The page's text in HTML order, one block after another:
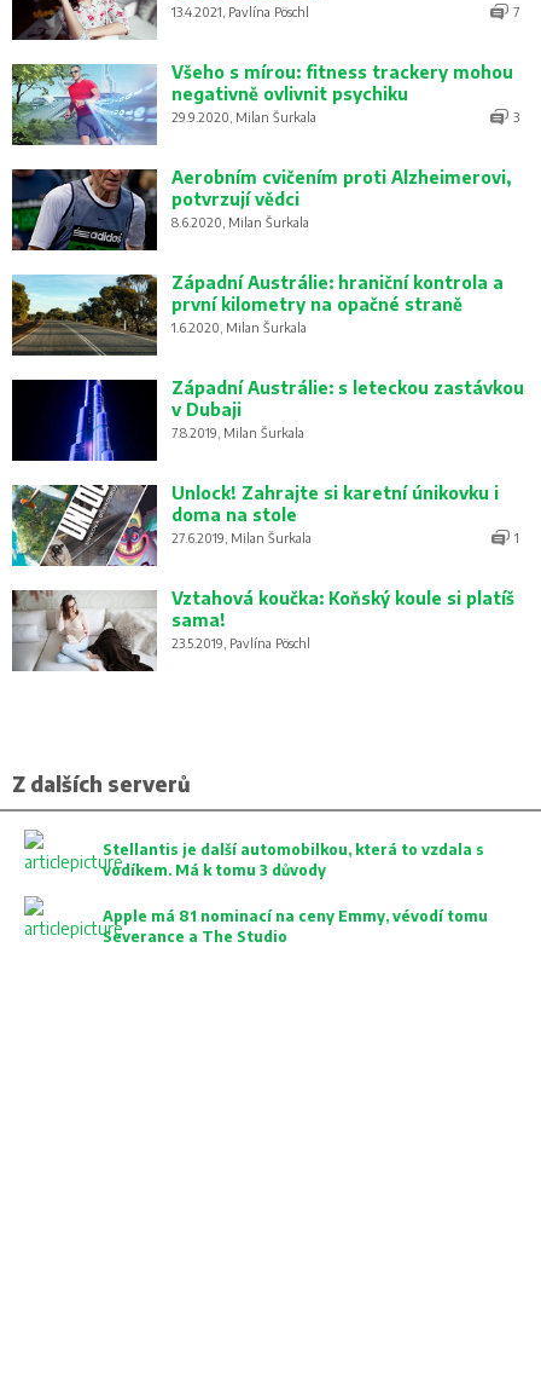
13.4.2021, Pavlína Pöschl 7
Všeho s mírou: fitness trackery mohou
negativně ovlivnit psychiku
29.9.2020, Milan Šurkala 3
Aerobním cvičením proti Alzheimerovi,
potvrzují vědci
8.6.2020, Milan Šurkala
Západní Austrálie: hraniční kontrola a
první kilometry na opačné straně
1.6.2020, Milan Šurkala
Západní Austrálie: s leteckou zastávkou
v Dubaji
7.8.2019, Milan Šurkala
Unlock! Zahrajte si karetní únikovku i
doma na stole
27.6.2019, Milan Šurkala 1
Vztahová koučka: Koňský koule si platíš
sama!
23.5.2019, Pavlína Pöschl
Z dalších serverů
Stellantis je další automobilkou, která to vzdala s
vodíkem. Má k tomu 3 důvody
Apple má 81 nominací na ceny Emmy, vévodí tomu
Severance a The Studio